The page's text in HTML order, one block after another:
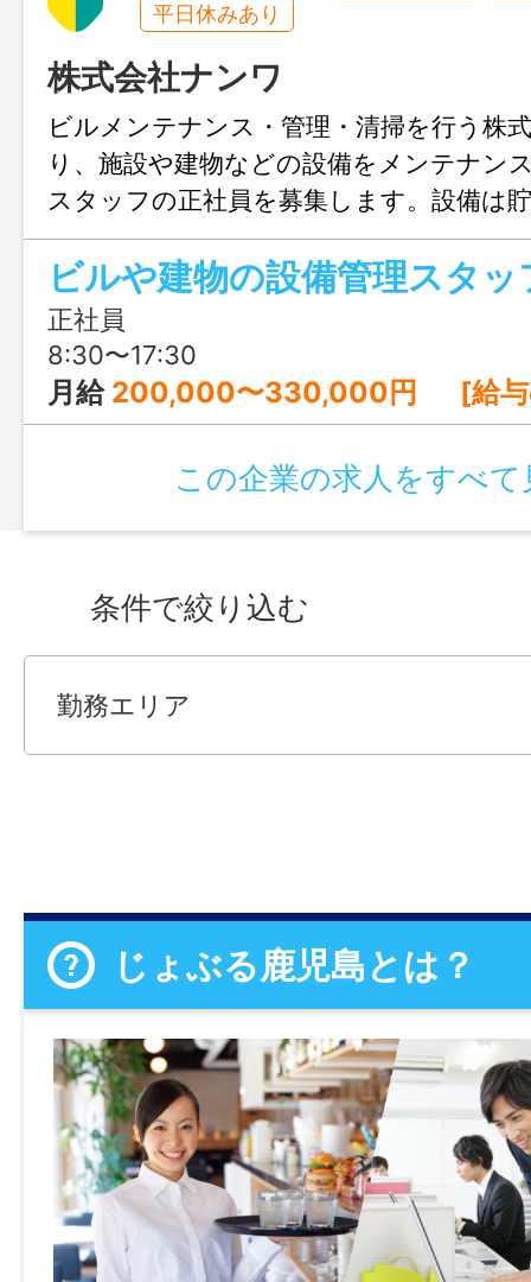
平日休みあり
株式会社ナンワ
ビルメンテナンス・管理・清掃を行う株
り、施設や建物などの設備をメンテナン
スタッフの正社員を募集します。設備は
係、空調、また消防設備点検や害虫駆除
分野で色々なことを追求していくのが好
メ！官公庁案件なども多い安定した基盤
ビルや建物の設備管理スタッ
正社員
8:30〜17:30
月給 200,000〜330,000円 [給与の内訳] 基本給：140,000～160,000円 現
この企業の求人をすべて
条件で絞り込む
勤務エリア
じょぶる鹿児島とは？